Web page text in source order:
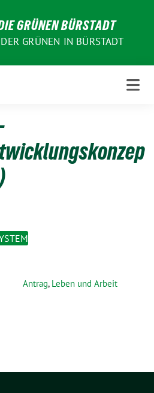
GRÜNEN BÜRSTADT
GRÜNEN IN BÜRSTADT
Antrag, Leben und Arbeit